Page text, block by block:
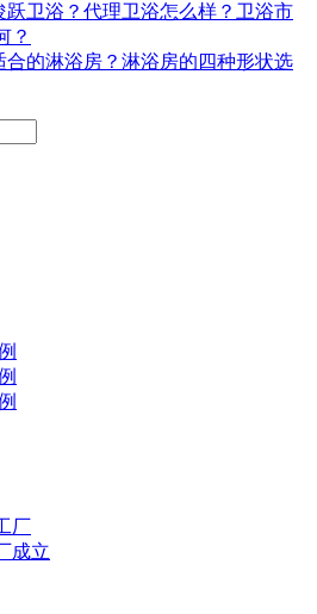
跃卫浴？代理卫浴怎么样？卫浴市
？
合的淋浴房？淋浴房的四种形状选
厂
成立